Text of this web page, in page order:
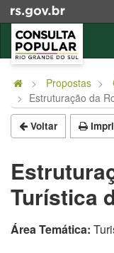
para
conteúdo
para
menu
para
busca
Início
conteúdo
Propostas
Estruturação da
Voltar
Turística
Área Temática: